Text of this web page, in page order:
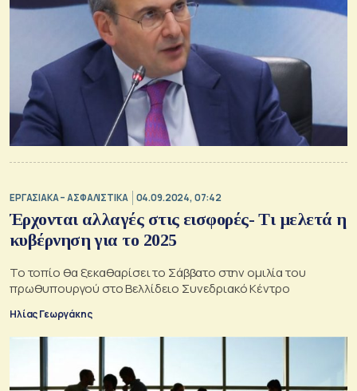
ΕΡΓΑΣΙΑΚΑ – ΑΣΦΑΛΙΣΤΙΚΑ 04.09.2024, 07:42
Έρχονται αλλαγές στις εισφορές- Τι μελετά η
κυβέρνηση για το 2025
Το τοπίο θα ξεκαθαρίσει το Σάββατο στην ομιλία του
πρωθυπουργού στο Βελλίδειο Συνεδριακό Κέντρο
Ηλίας Γεωργάκης